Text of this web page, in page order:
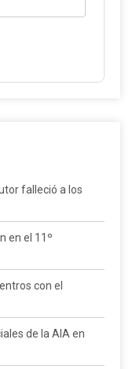
falleció a los
en el 11º
con el
de la AIA en